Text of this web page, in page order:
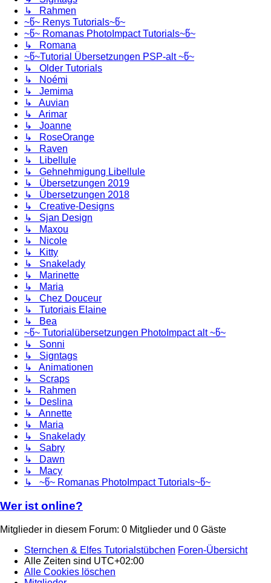
↳ Rahmen
~წ~ Renys Tutorials~წ~
~წ~ Romanas PhotoImpact Tutorials~წ~
↳ Romana
~წ~Tutorial Übersetzungen PSP-alt ~წ~
↳ Older Tutorials
↳ Noémi
↳ Jemima
↳ Auvian
↳ Arimar
↳ Joanne
↳ RoseOrange
↳ Raven
↳ Libellule
↳ Gehnehmigung Libellule
↳ Übersetzungen 2019
↳ Übersetzungen 2018
↳ Creative-Designs
↳ Sjan Design
↳ Maxou
↳ Nicole
↳ Kitty
↳ Snakelady
↳ Marinette
↳ Maria
↳ Chez Douceur
↳ Tutoriais Elaine
↳ Bea
~წ~ Tutorialübersetzungen PhotoImpact alt ~წ~
↳ Sonni
↳ Signtags
↳ Animationen
↳ Scraps
↳ Rahmen
↳ Deslina
↳ Annette
↳ Maria
↳ Snakelady
↳ Sabry
↳ Dawn
↳ Macy
↳ ~წ~ Romanas PhotoImpact Tutorials~წ~
Wer ist online?
Mitglieder in diesem Forum: 0 Mitglieder und 0 Gäste
Sternchen & Elfes Tutorialstübchen Foren-Übersicht
Alle Zeiten sind UTC+02:00
Alle Cookies löschen